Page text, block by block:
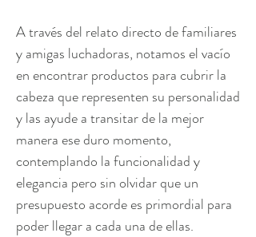
A través del relato directo de familiares
y amigas luchadoras, notamos el vacío
en encontrar productos para cubrir la
cabeza que representen su personalidad
y las ayude a transitar de la mejor
manera ese duro momento,
contemplando la funcionalidad y
elegancia pero sin olvidar que un
presupuesto acorde es primordial para
poder llegar a cada una de ellas.